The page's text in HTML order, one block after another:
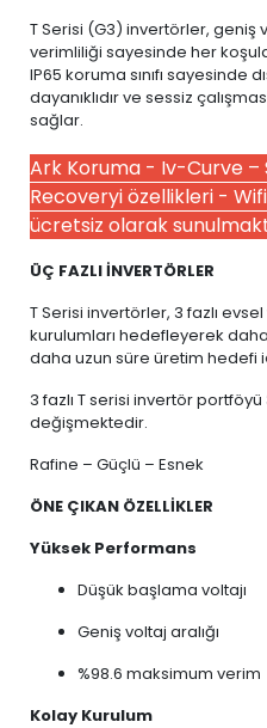
T Serisi (G3) invertörler, geniş
verimliliği sayesinde her
IP65 koruma sınıfı sayesinde
dayanıklıdır ve sessiz
sağlar.
Ark Koruma - Iv-Curve –
Recoveryi özellikleri -
ücretsiz olarak
ÜÇ FAZLI İNVERTÖRLER
T Serisi invertörler, 3 fazlı
kurulumları hedefleyerek
daha uzun süre üretim hedefi
3 fazlı T serisi invertör
değişmektedir.
Rafine – Güçlü – Esnek
ÖNE ÇIKAN ÖZELLİKLER
Yüksek Performans
Düşük başlama voltajı
Geniş voltaj aralığı
%98.6 maksimum verim
Kolay Kurulum